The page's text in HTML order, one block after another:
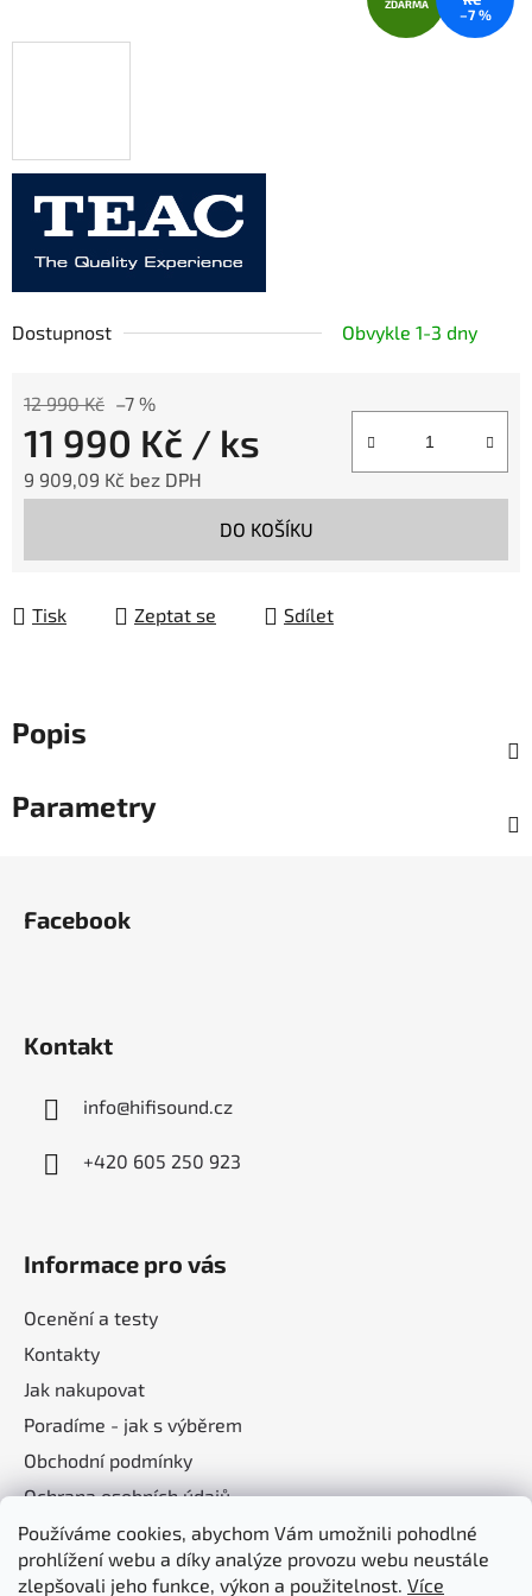
Používáme cookies, abychom Vám umožnili pohodlné
prohlížení webu a díky analýze provozu webu neustále
zlepšovali jeho funkce, výkon a použitelnost. Více
Dostupnost Obvykle 1-3 dny
12 990 Kč –7 %
11 990 Kč / ks
9 909,09 Kč bez DPH
DO KOŠÍKU
Tisk Zeptat se Sdílet
ZDARMA
–7 %
Popis
Parametry
Facebook
Kontakt
info@hifisound.cz
+420 605 250 923
Informace pro vás
Ocenění a testy
Kontakty
Jak nakupovat
Poradíme - jak s výběrem
Obchodní podmínky
Ochrana osobních údajů
Nákupní košík